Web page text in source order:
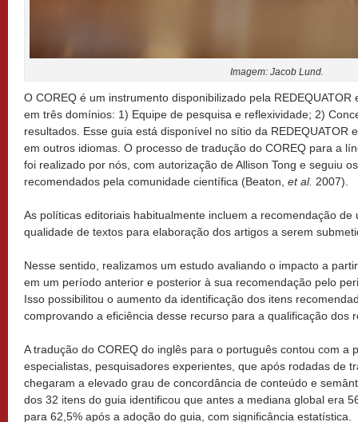
Imagem: Jacob Lund.
O COREQ é um instrumento disponibilizado pela
em três domínios: 1) Equipe de pesquisa e reflexividade; 2)
resultados. Esse guia está disponível no sítio da REDEQUATOR
em outros idiomas. O processo de tradução do COREQ para a
foi realizado por nós, com autorização de Allison Tong e seguiu
recomendados pela comunidade científica (Beaton, et al. 2007).
As políticas editoriais habitualmente incluem a recomendação
qualidade de textos para elaboração dos artigos a serem
Nesse sentido, realizamos um estudo avaliando o impacto a
em um período anterior e posterior à sua recomendação pelo
Isso possibilitou o aumento da identificação dos itens
comprovando a eficiência desse recurso para a qualificação dos
A tradução do COREQ do inglês para o português contou com a
especialistas, pesquisadores experientes, que após rodadas de
chegaram a elevado grau de concordância de conteúdo e
dos 32 itens do guia identificou que antes a mediana global era
para 62,5% após a adoção do guia, com significância estatística.